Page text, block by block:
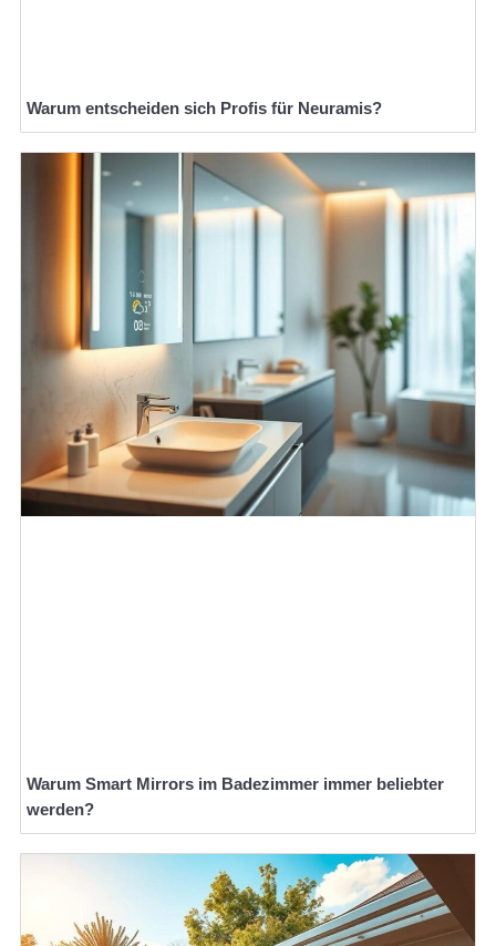
Warum entscheiden sich Profis für Neuramis?
Warum Smart Mirrors im Badezimmer immer beliebter
werden?